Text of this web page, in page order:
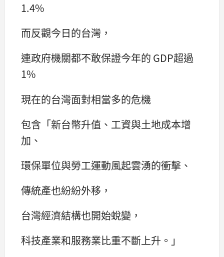
1.4%
而反觀今日的台灣，
連政府機關都不敢保證今年的 GDP超過
1%
現在的台灣面對相當多的危機
包含「新台幣升值、工資與土地成本增
加、
環保單位與勞工運動風起雲湧的衝擊、
傳統產也紛紛外移，
台灣經濟結構也開始蛻變，
科技產業和服務業比重不斷上升。」